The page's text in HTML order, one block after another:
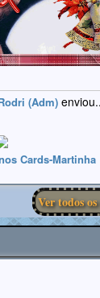
(Adm)
Cards-Martinha
Ver todos